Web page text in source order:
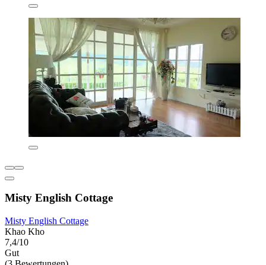
Misty English Cottage
Misty English Cottage
Khao Kho
7,4/10
Gut